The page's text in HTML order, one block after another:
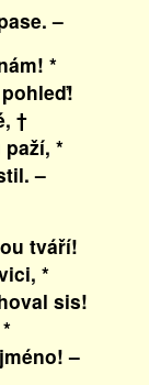
–
*
†
*
–
tváří!
*
sis!
–